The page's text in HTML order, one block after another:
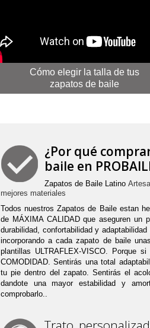
Cómo elegir la talla de tus
zapatos de baile
¿Por qué
baile en
Zapatos de Baile Latino
mejores materiales
Todos nuestrosZapatos de Baile estan
de MÁXIMA CALIDAD que aseguren un
durabilidad, confortabilidad y
incorporando a cada zapato de baile
plantillas ULTRAFLEX-VISCO. Porque
COMODIDAD. Sentirás una total
tu pie dentro del zapato. Sentirás el
dandote una mayor estabilidad y
comprobarlo..